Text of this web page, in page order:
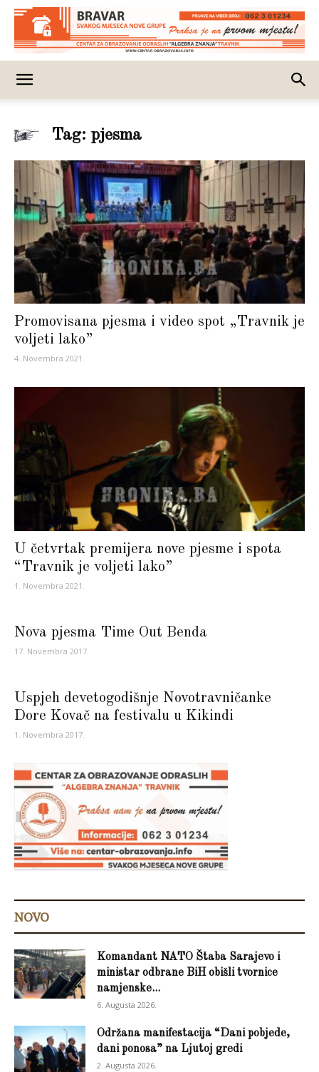
Tag: pjesma
Promovisana pjesma i video spot „Travnik je
voljeti lako”
4. Novembra 2021.
U četvrtak premijera nove pjesme i spota
“Travnik je voljeti lako”
1. Novembra 2021.
Nova pjesma Time Out Benda
17. Novembra 2017.
Uspjeh devetogodišnje Novotravničanke
Dore Kovač na festivalu u Kikindi
1. Novembra 2017.
NOVO
Komandant NATO Štaba Sarajevo i
ministar odbrane BiH obišli tvornice
namjenske...
6. Augusta 2026.
Održana manifestacija “Dani pobjede,
dani ponosa” na Ljutoj gredi
2. Augusta 2026.